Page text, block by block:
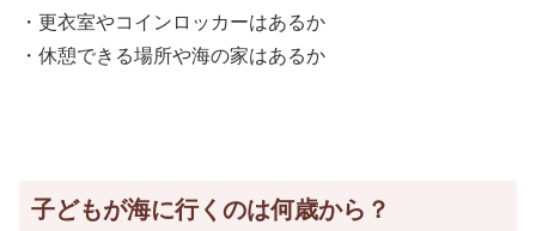
・更衣室やコインロッカーはあるか
・休憩できる場所や海の家はあるか
子どもが海に行くのは何歳から？